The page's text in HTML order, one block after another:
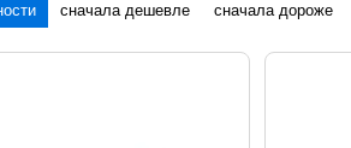
сначала дешевле сначала дороже